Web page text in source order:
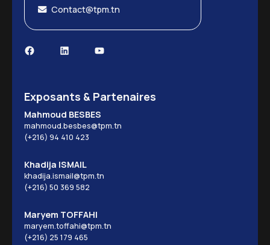
Contact@tpm.tn
Exposants & Partenaires
Mahmoud BESBES
mahmoud.besbes@tpm.tn
(+216) 94 410 423
Khadija ISMAIL
khadija.ismail@tpm.tn
(+216) 50 369 582
Maryem TOFFAHI
maryem.toffahi@tpm.tn
(+216) 25 179 465